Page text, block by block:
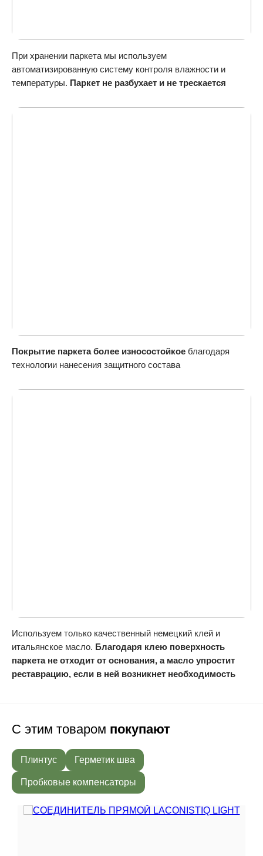
При хранении паркета мы используем
автоматизированную систему контроля влажности и
температуры. Паркет не разбухает и не трескается
Покрытие паркета более износостойкое благодаря
технологии нанесения защитного состава
Используем только качественный немецкий клей и
итальянское масло. Благодаря клею поверхность
паркета не отходит от основания, а масло упростит
реставрацию, если в ней возникнет необходимость
С этим товаром покупают
Плинтус Герметик шва
Пробковые компенсаторы